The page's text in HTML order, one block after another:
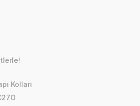
Kolları